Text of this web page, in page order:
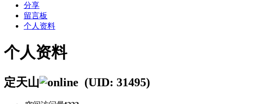
分享
留言板
个人资料
个人资料
定天山 (UID: 31495)